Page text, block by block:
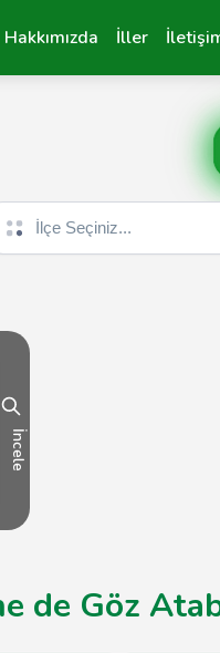
Hakkımızda İller
seçin
İncele
de Göz